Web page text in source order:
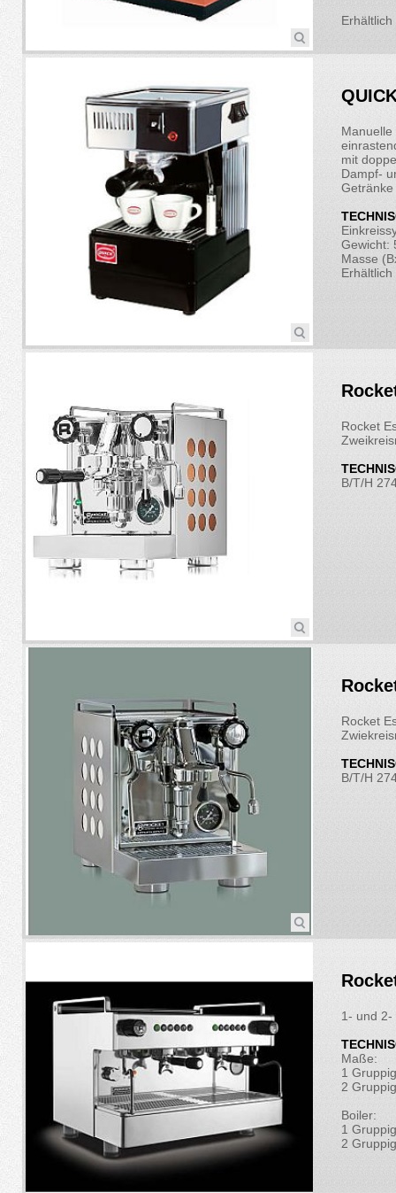
mit
Dampf-
Gewicht:
Masse
Rocket
B/T/H
Rocket
B/T/H
1- und 2-
Maße:
1
2
Boiler:
1
2